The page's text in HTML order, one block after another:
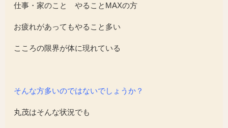
仕事・家のこと やることMAXの方
お疲れがあってもやること多い
こころの限界が体に現れている
そんな方多いのではないでしょうか？
丸茂はそんな状況でも